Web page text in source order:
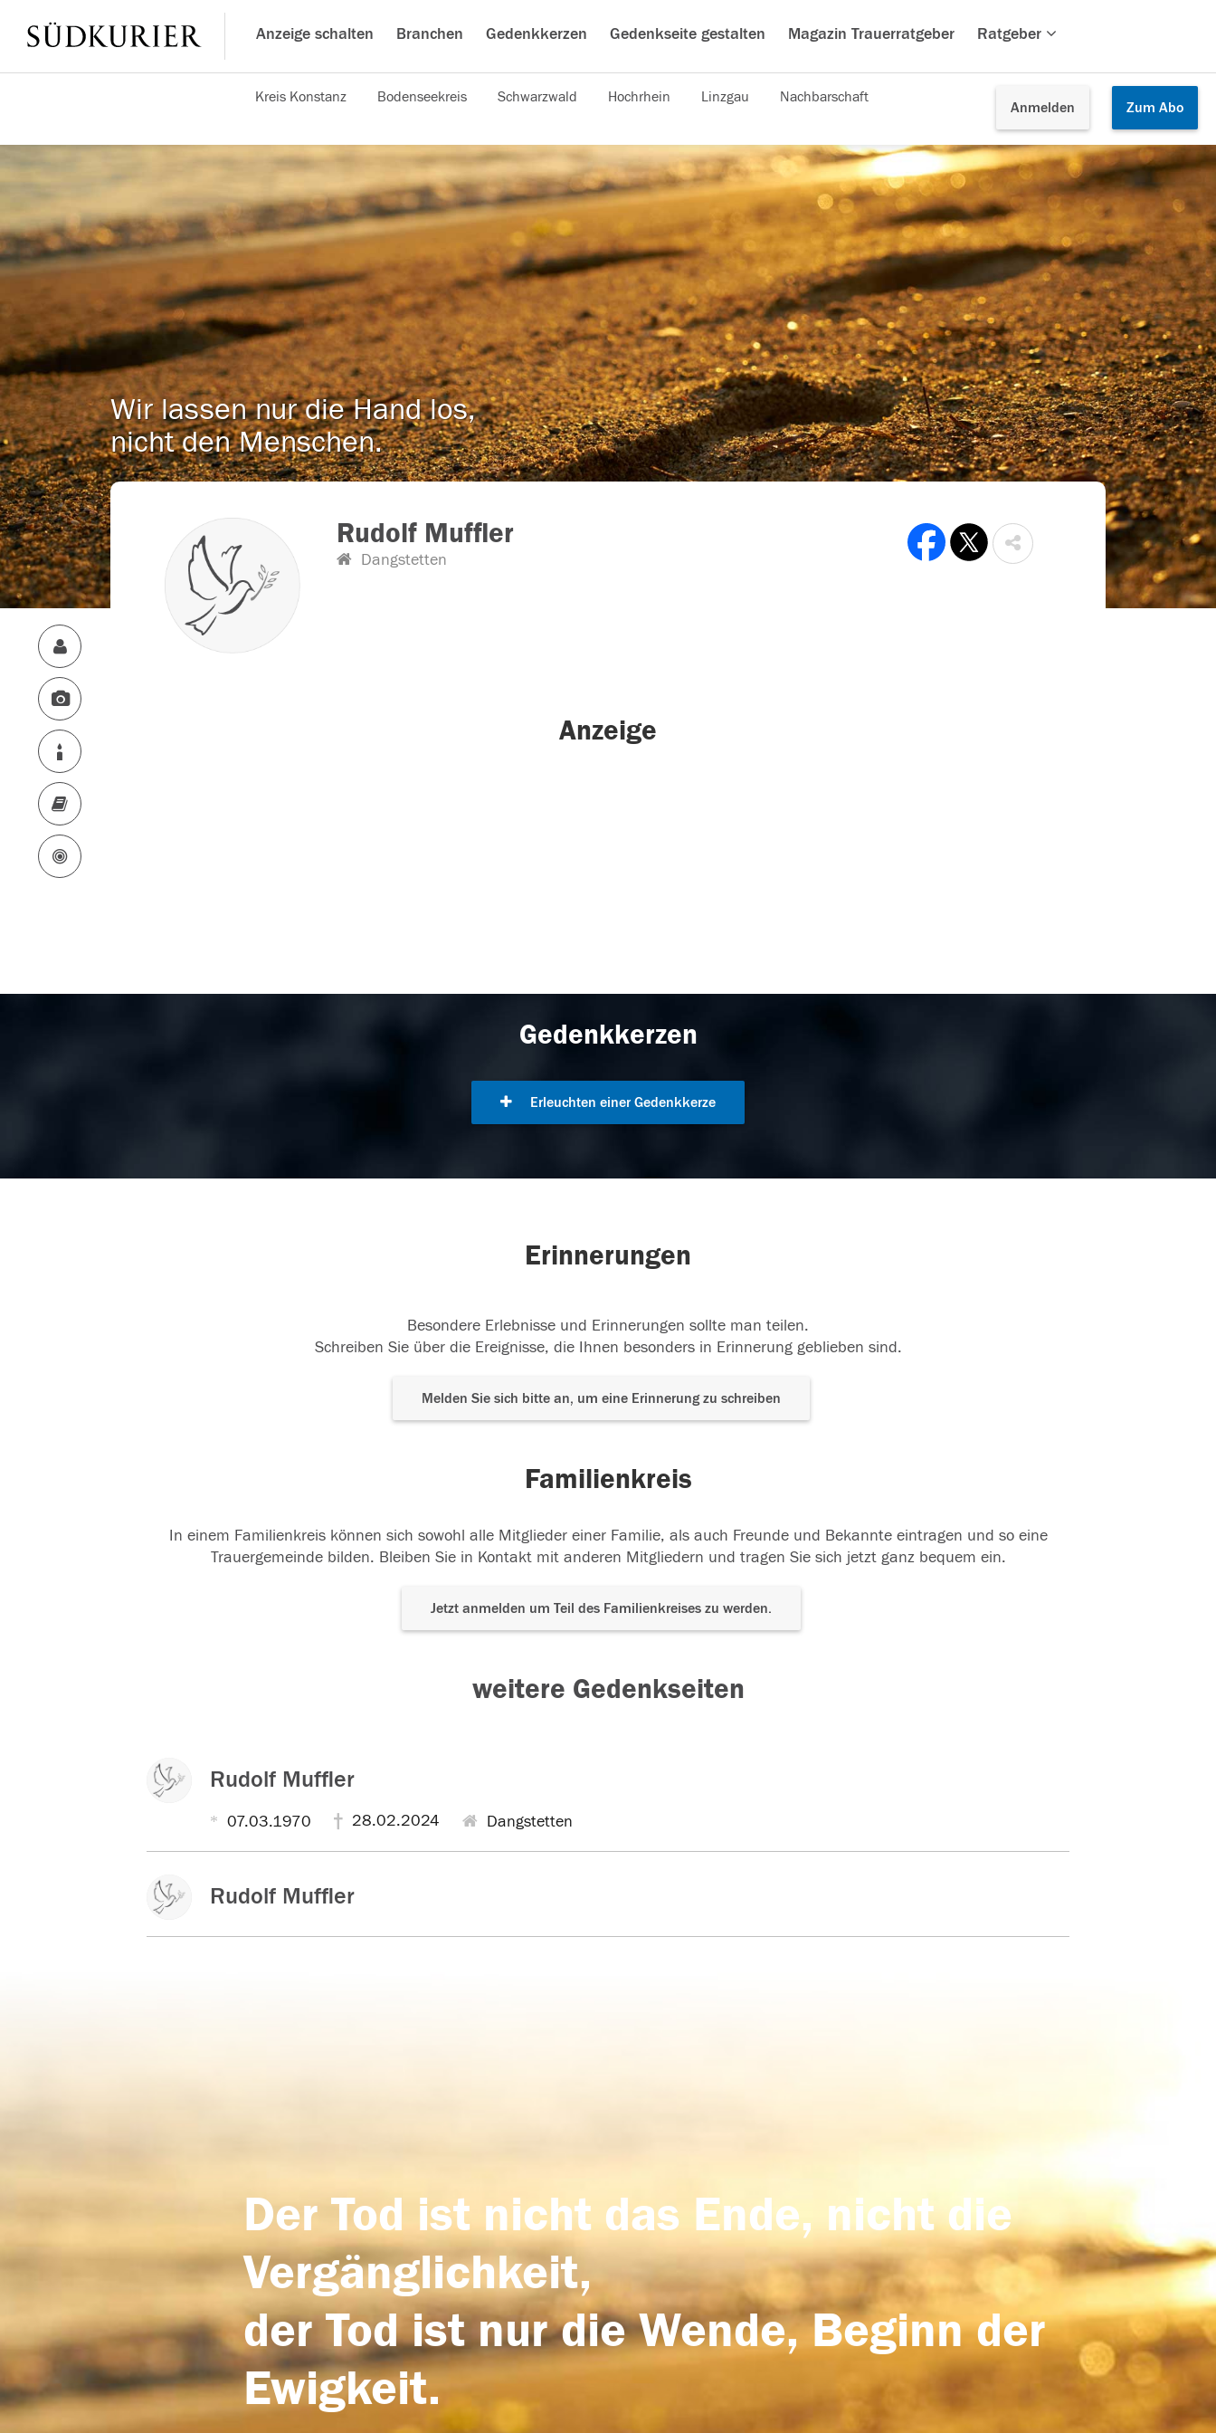
Anzeige schalten Branchen Gedenkkerzen Gedenkseite gestalten Magazin Trauerratgeber Ratgeber
Anmelden Zum Abo
Kreis Konstanz Bodenseekreis Schwarzwald Hochrhein Linzgau Nachbarschaft
Wir lassen nur die Hand los,
nicht den Menschen.
Rudolf Muffler
Dangstetten
Anzeige
Gedenkkerzen
Erleuchten einer Gedenkkerze
Erinnerungen
Besondere Erlebnisse und Erinnerungen sollte man teilen.
Schreiben Sie über die Ereignisse, die Ihnen besonders in Erinnerung geblieben sind.
Melden Sie sich bitte an, um eine Erinnerung zu schreiben
Familienkreis
In einem Familienkreis können sich sowohl alle Mitglieder einer Familie, als auch Freunde und Bekannte eintragen und so eine
Trauergemeinde bilden. Bleiben Sie in Kontakt mit anderen Mitgliedern und tragen Sie sich jetzt ganz bequem ein.
Jetzt anmelden um Teil des Familienkreises zu werden.
weitere Gedenkseiten
Rudolf Muffler
07.03.1970 28.02.2024 Dangstetten
Rudolf Muffler
Der Tod ist nicht das Ende, nicht die
Vergänglichkeit,
der Tod ist nur die Wende, Beginn der
Ewigkeit.